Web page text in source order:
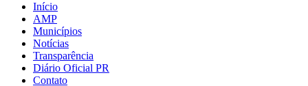
Início
AMP
Municípios
Notícias
Transparência
Diário Oficial PR
Contato